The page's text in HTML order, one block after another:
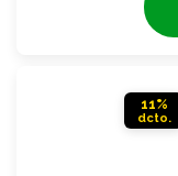
11%